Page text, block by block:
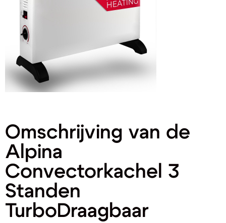
Omschrijving van de
Alpina
Convectorkachel 3
Standen
TurboDraagbaar